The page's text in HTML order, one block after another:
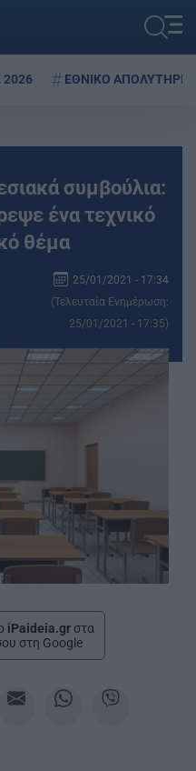
ΕΘΝΙΚΟ ΑΠΟΛΥΤΗΡΙΟ
συμβούλια:
ένα τεχνικό
θέμα
25/01/2021 - 17:34
(Τελευταία Ενημέρωση:
25/01/2021 - 17:35)
iPaideia.gr στα
στη Google